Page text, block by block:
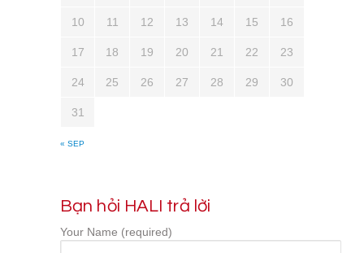
« SEP
10 11 12 13 14 15 16
17 18 19 20 21 22 23
24 25 26 27 28 29 30
31
Bạn hỏi HALI trả lời
Your Name (required)